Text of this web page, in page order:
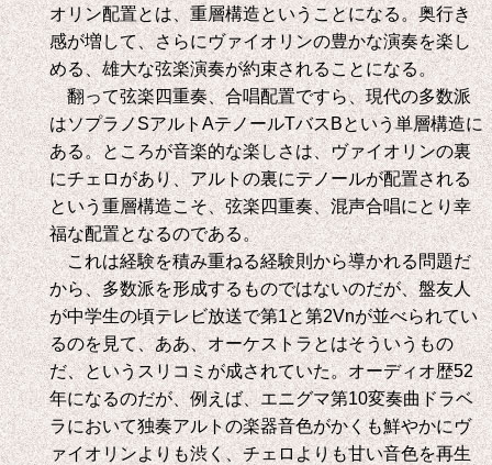
オリン配置とは、重層構造ということになる。奥行き
感が増して、さらにヴァイオリンの豊かな演奏を楽し
める、雄大な弦楽演奏が約束されることになる。
翻って弦楽四重奏、合唱配置ですら、現代の多数派
はソプラノSアルトAテノールTバスBという単層構造に
ある。ところが音楽的な楽しさは、ヴァイオリンの裏
にチェロがあり、アルトの裏にテノールが配置される
という重層構造こそ、弦楽四重奏、混声合唱にとり幸
福な配置となるのである。
これは経験を積み重ねる経験則から導かれる問題だ
から、多数派を形成するものではないのだが、盤友人
が中学生の頃テレビ放送で第1と第2Vnが並べられてい
るのを見て、ああ、オーケストラとはそういうもの
だ、というスリコミが成されていた。オーディオ歴52
年になるのだが、例えば、エニグマ第10変奏曲ドラベ
ラにおいて独奏アルトの楽器音色がかくも鮮やかにヴ
ァイオリンよりも渋く、チェロよりも甘い音色を再生